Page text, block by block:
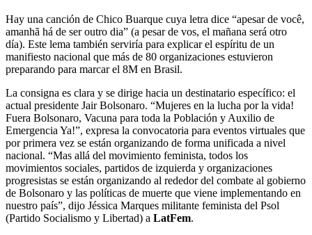
Hay una canción de Chico Buarque cuya letra dice “apesar de você,
amanhã há de ser outro dia” (a pesar de vos, el mañana será otro
día). Este lema también serviría para explicar el espíritu de un
manifiesto nacional que más de 80 organizaciones estuvieron
preparando para marcar el 8M en Brasil.
La consigna es clara y se dirige hacia un destinatario específico: el
actual presidente Jair Bolsonaro. “Mujeres en la lucha por la vida!
Fuera Bolsonaro, Vacuna para toda la Población y Auxilio de
Emergencia Ya!”, expresa la convocatoria para eventos virtuales que
por primera vez se están organizando de forma unificada a nivel
nacional. “Mas allá del movimiento feminista, todos los
movimientos sociales, partidos de izquierda y organizaciones
progresistas se están organizando al rededor del combate al gobierno
de Bolsonaro y las políticas de muerte que viene implementando en
nuestro país”, dijo Jéssica Marques militante feminista del Psol
(Partido Socialismo y Libertad) a LatFem.